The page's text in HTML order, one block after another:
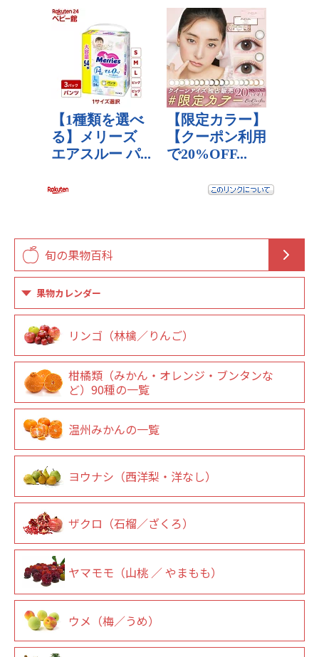
旬の果物百科
果物カレンダー
リンゴ（林檎／りんご）
柑橘類（みかん・オレンジ・ブンタンな
ど）90種の一覧
温州みかんの一覧
ヨウナシ（西洋梨・洋なし）
ザクロ（石榴／ざくろ）
ヤマモモ（山桃 ／ やまもも）
ウメ（梅／うめ）